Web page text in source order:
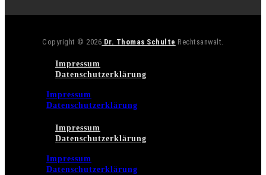
Copyright © 2026 Dr. Thomas Schulte Rechtsanwalt.
Impressum
Datenschutzerklärung
Impressum
Datenschutzerklärung
Impressum
Datenschutzerklärung
Impressum
Datenschutzerklärung